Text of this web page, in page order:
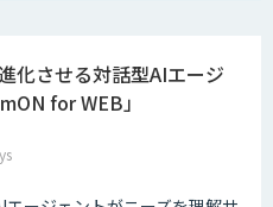
化させる対話型AIエージ
for WEB」